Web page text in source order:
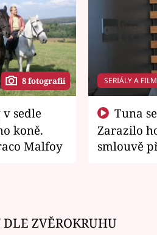
8 fotografií
koně.
Malfoy
SERIÁLY A
Zarazilo
smlouvě
DLE ZVĚROKRUHU